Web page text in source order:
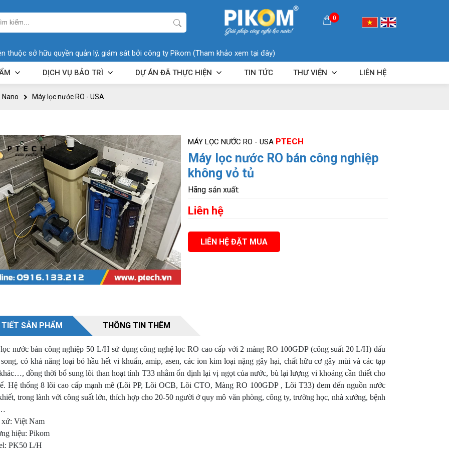
0
thuộc sở hữu quyền quản lý, giám sát bởi công ty Pikom (Tham khảo xem tại đây)
DỊCH VỤ BẢO TRÌ DỰ ÁN ĐÃ THỰC HIỆN TIN TỨC THƯ VIỆN LIÊN HỆ
Nano Máy lọc nước RO - USA
MÁY LỌC NƯỚC RO - USA PTECH
Máy lọc nước RO bán công nghiệp
không vỏ tủ
Hãng sản xuất:
Liên hệ
LIÊN HỆ ĐẶT MUA
TIẾT SẢN PHẨM THÔNG TIN THÊM
nước bán công nghiệp 50 L/H sử dụng công nghệ lọc RO cao cấp với 2 màng RO 100GDP (công suất 20 L/H) đấu
song, có khả năng loại bỏ hầu hết vi khuẩn, amip, asen, các ion kim loại nặng gây hại, chất hữu cơ gây mùi và các tạp
đồng thời bổ sung lõi than hoạt tính T33 nhằm ổn định lại vị ngọt của nước, bù lại lượng vi khoáng cần thiết cho
Hệ thống 8 lõi cao cấp mạnh mẽ (Lõi PP, Lõi OCB, Lõi CTO, Màng RO 100GDP , Lõi T33) đem đến nguồn nước
trong lành với công suất lớn, thích hợp cho 20-50 người ở quy mô văn phòng, công ty, trường học, nhà xưởng, bệnh
xứ: Việt Nam
hiệu: Pikom
PK50 L/H
giếng khoan, nước ngầm Nước nhiễm mặn hay nước lợ